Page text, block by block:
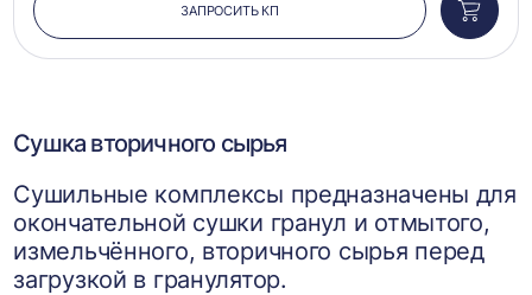
ЗАПРОСИТЬ КП
в
Сушка вторичного сырья
Сушильные комплексы предназначены для
окончательной сушки гранул и отмытого,
измельчённого, вторичного сырья перед
загрузкой в гранулятор.